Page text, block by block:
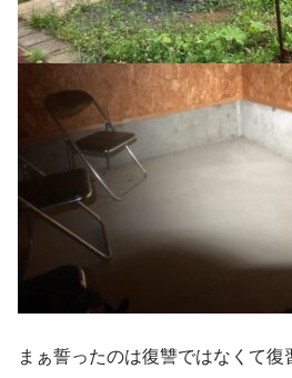
まぁ誓ったのは復讐ではなくて